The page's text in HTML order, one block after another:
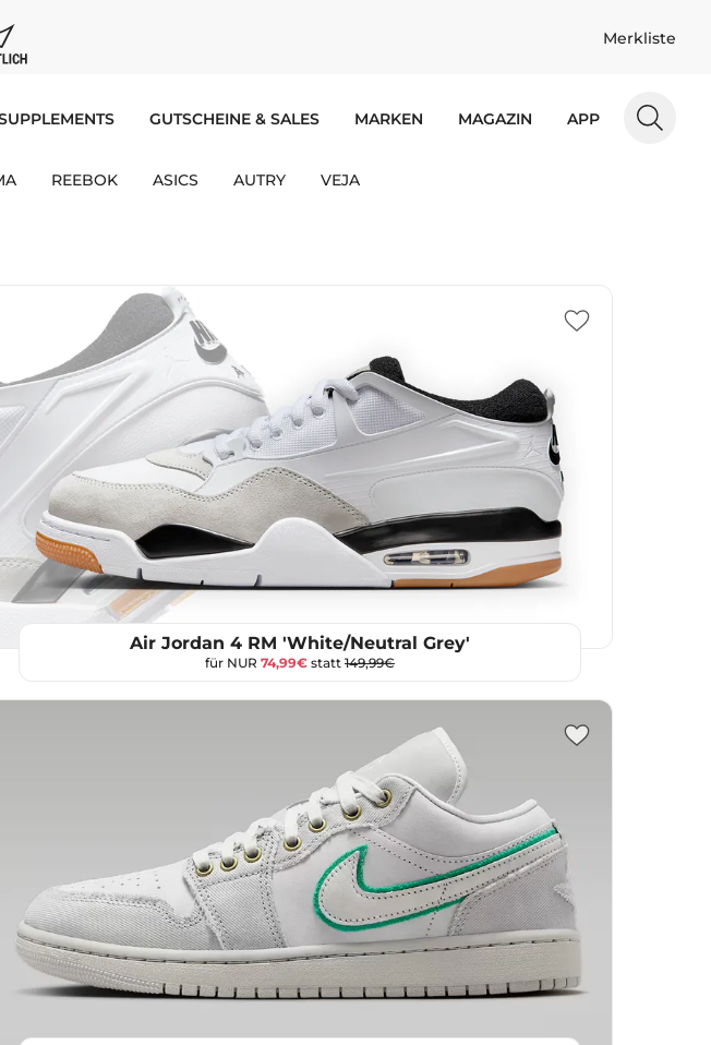
Merkliste
GUTSCHEINE & SALES MARKEN MAGAZIN APP
REEBOK ASICS AUTRY VEJA
Air Jordan 4 RM 'White/Neutral Grey'
für NUR 74,99€ statt 149,99€